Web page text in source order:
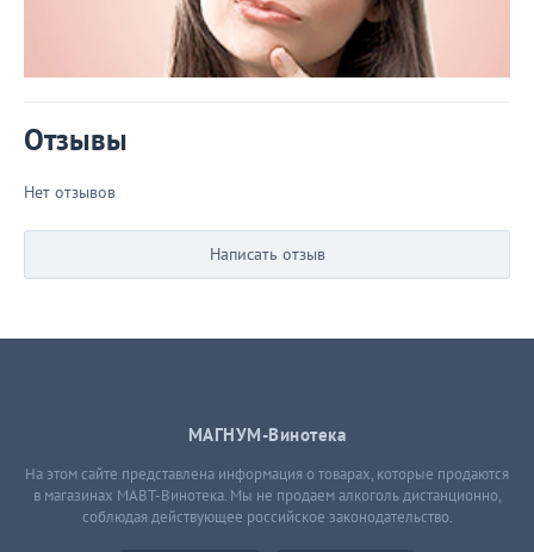
Отзывы
Нет отзывов
Написать отзыв
МАГНУМ-Винотека
На этом сайте представлена информация о товарах, которые продаются
в магазинах МАВТ-Винотека. Мы не продаем алкоголь дистанционно,
соблюдая действующее российское законодательство.